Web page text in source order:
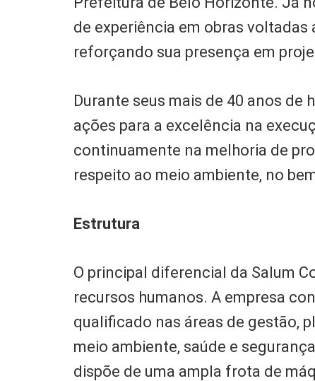
de experiência em obras
reforçando sua presença em
Durante seus mais de 40 anos de
ações para a excelência na
continuamente na melhoria de
respeito ao meio ambiente, no
Estrutura
O principal diferencial da Salum
recursos humanos. A empresa
qualificado nas áreas de gestão,
meio ambiente, saúde e
dispõe de uma ampla frota de